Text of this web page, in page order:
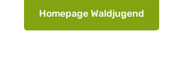
Homepage Waldjugend